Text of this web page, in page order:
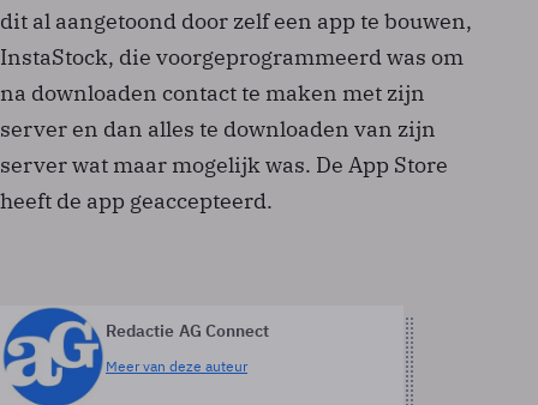
dit al aangetoond door zelf een app te bouwen,
InstaStock, die voorgeprogrammeerd was om
na downloaden contact te maken met zijn
server en dan alles te downloaden van zijn
server wat maar mogelijk was. De App Store
heeft de app geaccepteerd.
Redactie AG Connect
Meer van deze auteur